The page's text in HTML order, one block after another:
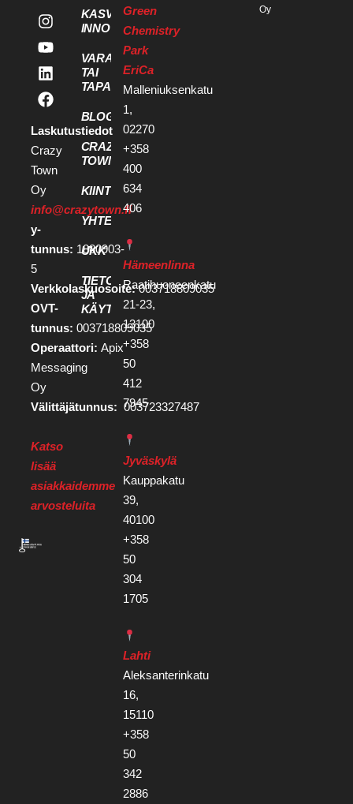
Laskutustiedot
Crazy
Town
Oy
info@crazytown.fi
y-
tunnus: 1880903-
5
Verkkolaskuosoite:003718809035
OVT-
tunnus: 003718809035
Operaattori: Apix
Messaging
Oy
Välittäjätunnus: 003723327487
Katso
lisää
asiakkaidemme
arvosteluita
KASVU- JA
INNOVAATIOPALVELUT
VARAA KOKOUS
TAI
TAPAHTUMATILA
BLOGI
CRAZY
TOWN
KIINTEISTÖKEHITTÄJILLE
YHTEYSTIEDOT
UKK
TIETOSUOJA
JA
KÄYTTÖEHDOT
Green
Chemistry
Park
EriCa
Malleniuksenkatu
1,
02270
+358
400
634
406
Hämeenlinna
Raatihuoneenkatu
21-23,
13100
+358
50
412
7945
Jyväskylä
Kauppakatu
39,
40100
+358
50
304
1705
Lahti
Aleksanterinkatu
16,
15110
+358
50
342
2886
Oy